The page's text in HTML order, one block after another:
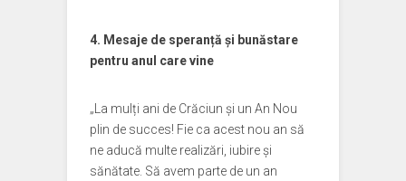
4. Mesaje de speranță și bunăstare
pentru anul care vine
„La mulți ani de Crăciun și un An Nou
plin de succes! Fie ca acest nou an să
ne aducă multe realizări, iubire și
sănătate. Să avem parte de un an